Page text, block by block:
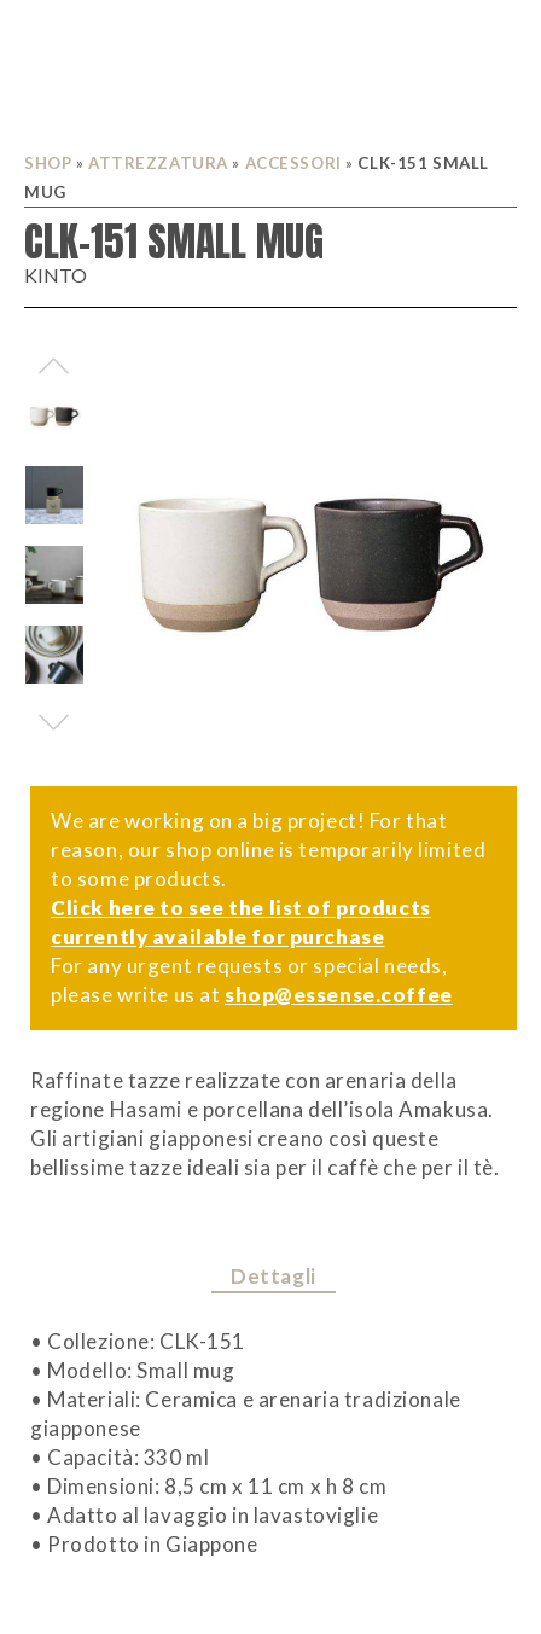
SHOP » ATTREZZATURA » ACCESSORI » CLK-151 SMALL
MUG
CLK-151 SMALL MUG
KINTO
We are working on a big project! For that
reason, our shop online is temporarily limited
to some products.
Click here to see the list of products
currently available for purchase
For any urgent requests or special needs,
please write us at shop@essense.coffee
Raffinate tazze realizzate con arenaria della
regione Hasami e porcellana dell’isola Amakusa.
Gli artigiani giapponesi creano così queste
bellissime tazze ideali sia per il caffè che per il tè.
Dettagli
• Collezione: CLK-151
• Modello: Small mug
• Materiali: Ceramica e arenaria tradizionale
giapponese
• Capacità: 330 ml
• Dimensioni: 8,5 cm x 11 cm x h 8 cm
• Adatto al lavaggio in lavastoviglie
• Prodotto in Giappone